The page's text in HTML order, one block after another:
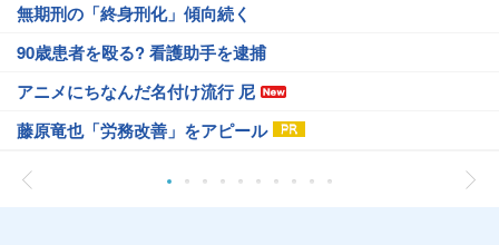
無期刑の「終身刑化」傾向続く
90歳患者を殴る? 看護助手を逮捕
アニメにちなんだ名付け流行 尼
藤原竜也「労務改善」をアピール